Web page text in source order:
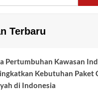
Terbaru
Pertumbuhan Kawasan
Kebutuhan Paket
di Indonesia